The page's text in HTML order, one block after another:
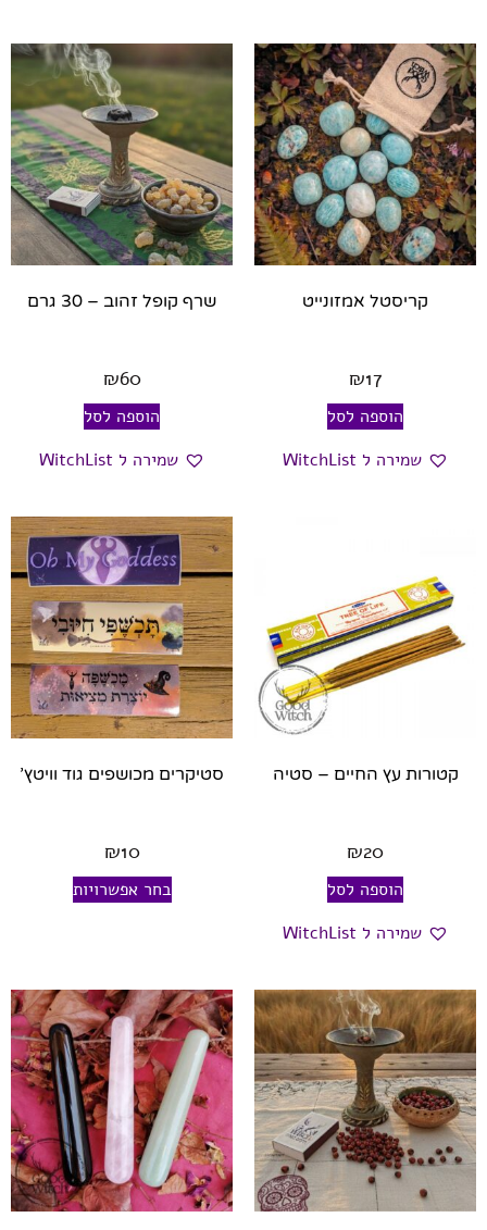
קריסטל אמזונייט
₪17
הוספה לסל
שמירה ל WitchList
שרף קופל זהוב – 30 גרם
₪60
הוספה לסל
שמירה ל WitchList
קטורות עץ החיים – סטיה
₪20
הוספה לסל
שמירה ל WitchList
סטיקרים מכושפים גוד וויטץ’
₪10
בחר אפשרויות